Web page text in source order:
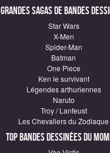
Grandes sagas de Bandes
Star Wars
X-Men
Spider-Man
Batman
One Piece
Ken le survivant
Légendes arthuriennes
Naruto
Troy / Lanfeust
Les Chevaliers du Zodiaque
Top Bandes Dessinées du